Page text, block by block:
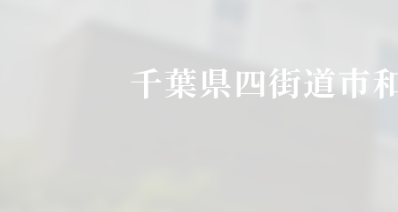
千葉県四街道市